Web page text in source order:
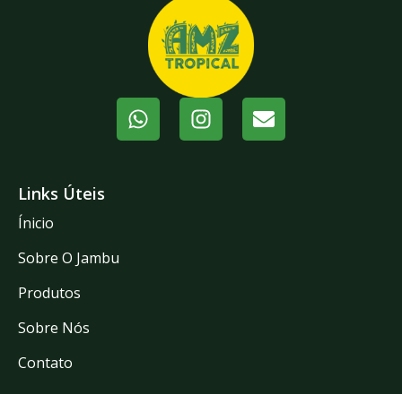
Links Úteis
Ínicio
Sobre O Jambu
Produtos
Sobre Nós
Contato